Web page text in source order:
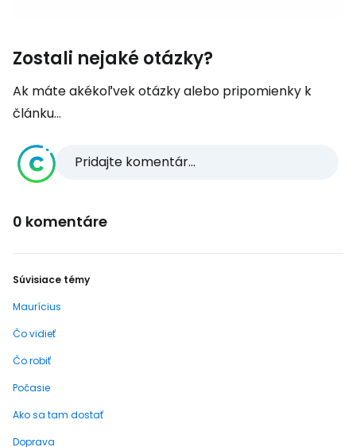
Zostali nejaké otázky?
Ak máte akékoľvek otázky alebo pripomienky k
článku...
Pridajte komentár...
0 komentáre
Súvisiace témy
Maurícius
Čo vidieť
Čo robiť
Počasie
Ako sa tam dostať
Doprava